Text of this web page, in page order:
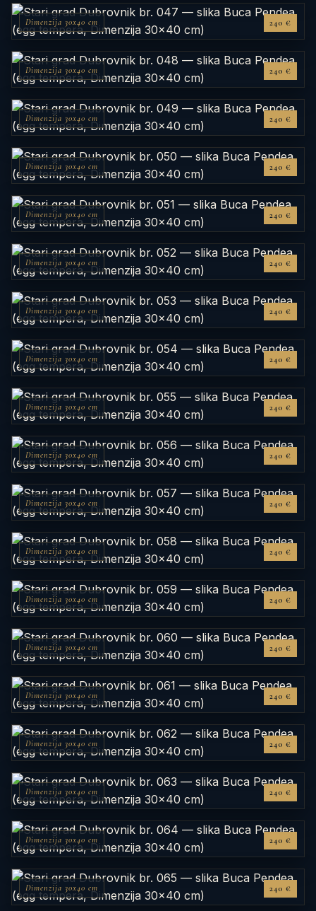
Dimenzija 30x40 cm 240 €
Dimenzija 30x40 cm 240 €
Dimenzija 30x40 cm 240 €
Dimenzija 30x40 cm 240 €
Dimenzija 30x40 cm 240 €
Dimenzija 30x40 cm 240 €
Dimenzija 30x40 cm 240 €
Dimenzija 30x40 cm 240 €
Dimenzija 30x40 cm 240 €
Dimenzija 30x40 cm 240 €
Dimenzija 30x40 cm 240 €
Dimenzija 30x40 cm 240 €
Dimenzija 30x40 cm 240 €
Dimenzija 30x40 cm 240 €
Dimenzija 30x40 cm 240 €
Dimenzija 30x40 cm 240 €
Dimenzija 30x40 cm 240 €
Dimenzija 30x40 cm 240 €
Dimenzija 30x40 cm 240 €